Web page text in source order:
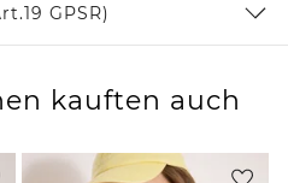
GPSR)
kauften auch